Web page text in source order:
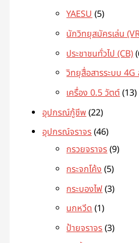
YAESU 5
นักวิทยุสมัครเล่น
ประชาชนทั่วไป (CB)
วิทยุสื่อสารระบบ 4G
เครื่อง 0.5 วัตต์ 13
อุปกรณ์กู้ชีพ 22
อุปกรณ์จราจร 46
กรวยจราจร 9
กระจกโค้ง 5
กระบองไฟ 3
นกหวีด 1
ป้ายจราจร 3